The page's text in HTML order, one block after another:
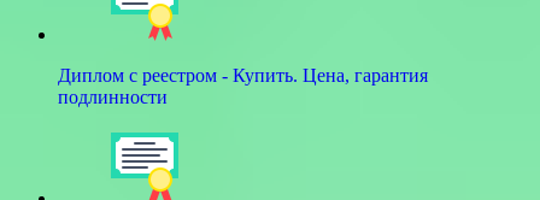
Диплом с реестром - Купить. Цена, гарантия
подлинности